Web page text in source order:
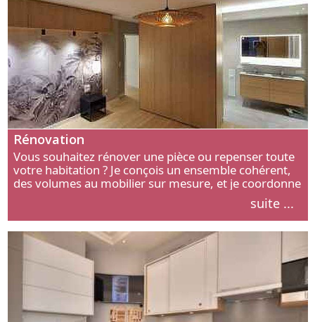
Rénovation
Vous souhaitez rénover une pièce ou repenser toute
votre habitation ? Je conçois un ensemble cohérent,
des volumes au mobilier sur mesure, et je coordonne
suite ...